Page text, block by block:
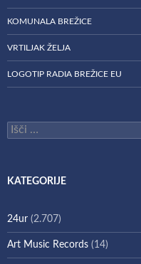
KOMUNALA BREŽICE
VRTILJAK ŽELJA
LOGOTIP RADIA BREŽICE EU
Išči:
KATEGORIJE
24ur (2.707)
Art Music Records (14)